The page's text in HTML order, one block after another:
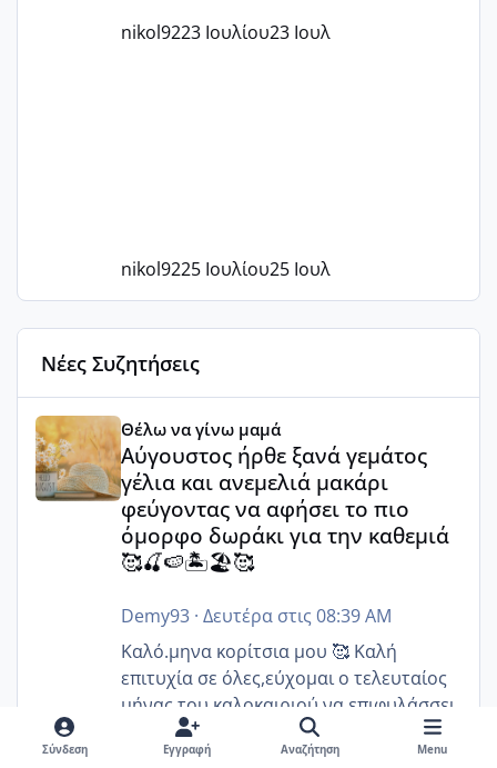
nikol9223 Ιουλίου23 Ιουλ
nikol9225 Ιουλίου25 Ιουλ
Νέες Συζητήσεις
Αύγουστος ήρθε ξανά γεμάτος γέλια και ανεμελιά
Θέλω να γίνω μαμά
Αύγουστος ήρθε ξανά γεμάτος
γέλια και ανεμελιά μακάρι
φεύγοντας να αφήσει το πιο
όμορφο δωράκι για την καθεμιά
🥰🍒🍉🏝️🏖️🥰
Demy93· Δευτέρα στις 08:39 AM
Καλό.μηνα κορίτσια μου 🥰 Καλή
επιτυχία σε όλες,εύχομαι ο τελευταίος
μήνας του καλοκαιριού να επιφυλάσσει
για όλες σας την πιο όμορφη έκπληξη 🧿
@Elk @Melikara86 @Παρασκευαιδου
Σύνδεση Εγγραφή Αναζήτηση Menu